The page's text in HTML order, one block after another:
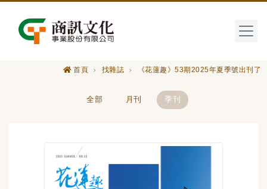
首頁 找雜誌 《花蓮趣》53期2025年夏季號出刊了
全部 月刊 季刊